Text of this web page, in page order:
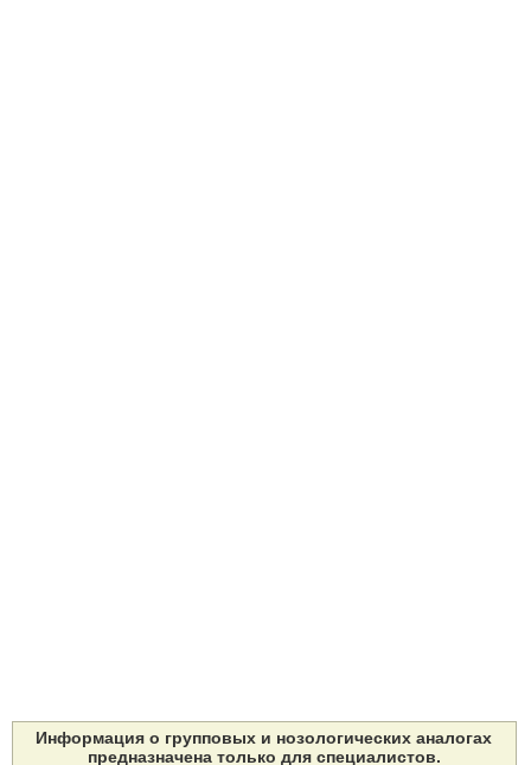
Информация о групповых и нозологических аналогах
предназначена только для специалистов.